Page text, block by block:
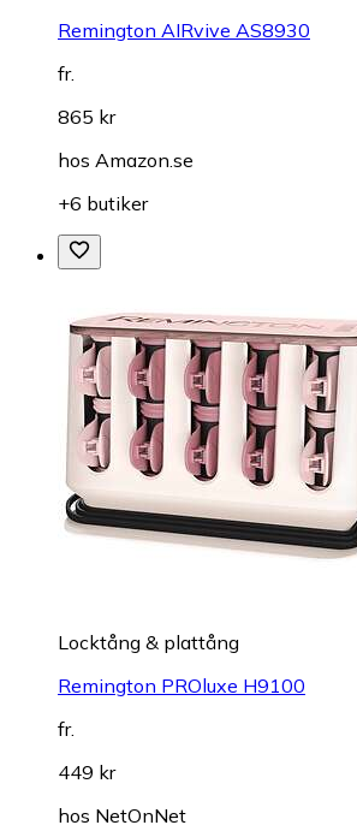
Remington AIRvive AS8930
fr.
865 kr
hos Amazon.se
+6 butiker
Locktång & plattång
Remington PROluxe H9100
fr.
449 kr
hos NetOnNet